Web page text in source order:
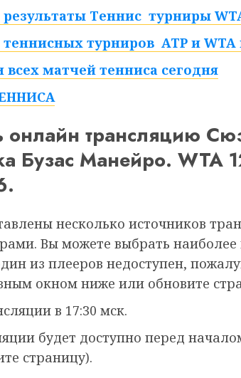
Теннис турниры
турниров ATP и WTA
всех матчей тенниса сегодня
онлайн трансляцию
Бузас Манейро. WTA
несколько источников
Вы можете выбрать
из плееров недоступен,
окном ниже или обновите
в 17:30 мск.
будет доступно перед
страницу).